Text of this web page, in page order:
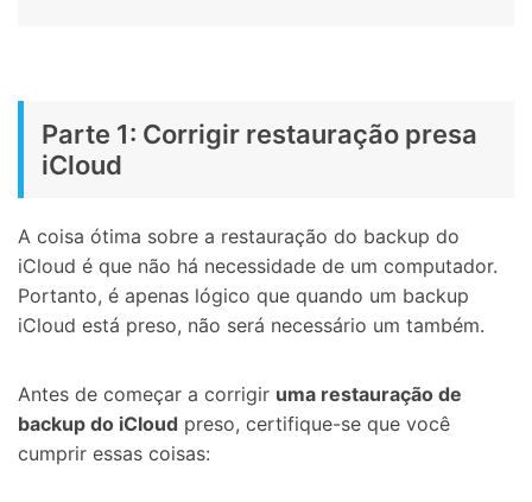
Parte 1: Corrigir restauração presa
iCloud
A coisa ótima sobre a restauração do backup do
iCloud é que não há necessidade de um computador.
Portanto, é apenas lógico que quando um backup
iCloud está preso, não será necessário um também.
Antes de começar a corrigir uma restauração de
backup do iCloud preso, certifique-se que você
cumprir essas coisas: